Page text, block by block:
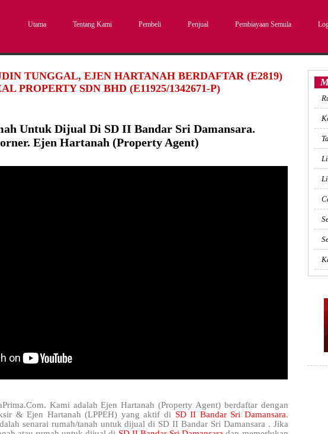
Utama Tentang Kami Pembeli Penjual Pembiayaan Semula
TUNGGAL, EJEN HARTANAH BERDAFTAR (E2819)
PROPERTY SDN BHD (E11925/1342671-P)
Untuk Dijual Di SD II Bandar Sri Damansara.
Ejen Hartanah (Property Agent)
Kami adalah Ejen Hartanah (Property Agent) berdaftar dengan
& Ejen Hartanah (LPPEH) yang aktif di SD II Bandar Sri Damansara.
senarai rumah/tanah untuk dijual di SD II Bandar Sri Damansara . Jika